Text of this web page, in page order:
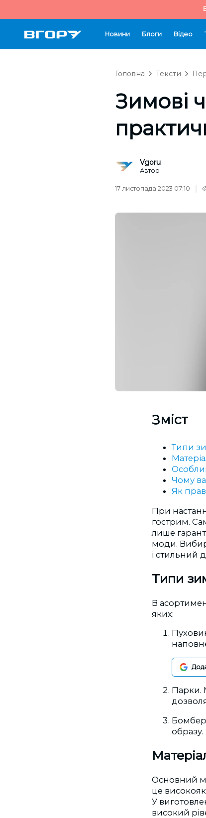
Новини Блоги Відео
Головна Тексти
Зимові
Vgoru
Автор
17 листопада 2023 07:10
Зміст
Типи
Чому
Як
При
гострим.
лише
моди.
і стильний
Типи
В
яких:
Парки.
образу.
Основний
це
У
високий